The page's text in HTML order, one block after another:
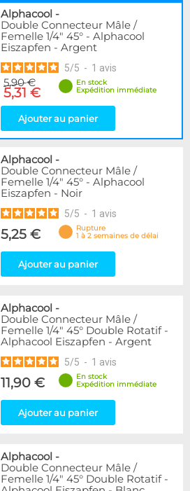
Alphacool -
Double Connecteur Mâle /
Femelle 1/4" 45° - Alphacool
Eiszapfen - Argent
5/5 - 1 avis
5,90 €
5,31 €
En stock
Expédition immédiate
Ajouter au panier
Alphacool -
Double Connecteur Mâle /
Femelle 1/4" 45° - Alphacool
Eiszapfen - Noir
5/5 - 1 avis
5,25 €
Rupture
1 à 2 semaines de délai
Ajouter au panier
Alphacool -
Double Connecteur Mâle /
Femelle 1/4" 45° Double Rotatif -
Alphacool Eiszapfen - Argent
5/5 - 1 avis
11,90 €
En stock
Expédition immédiate
Ajouter au panier
Alphacool -
Double Connecteur Mâle /
Femelle 1/4" 45° Double Rotatif -